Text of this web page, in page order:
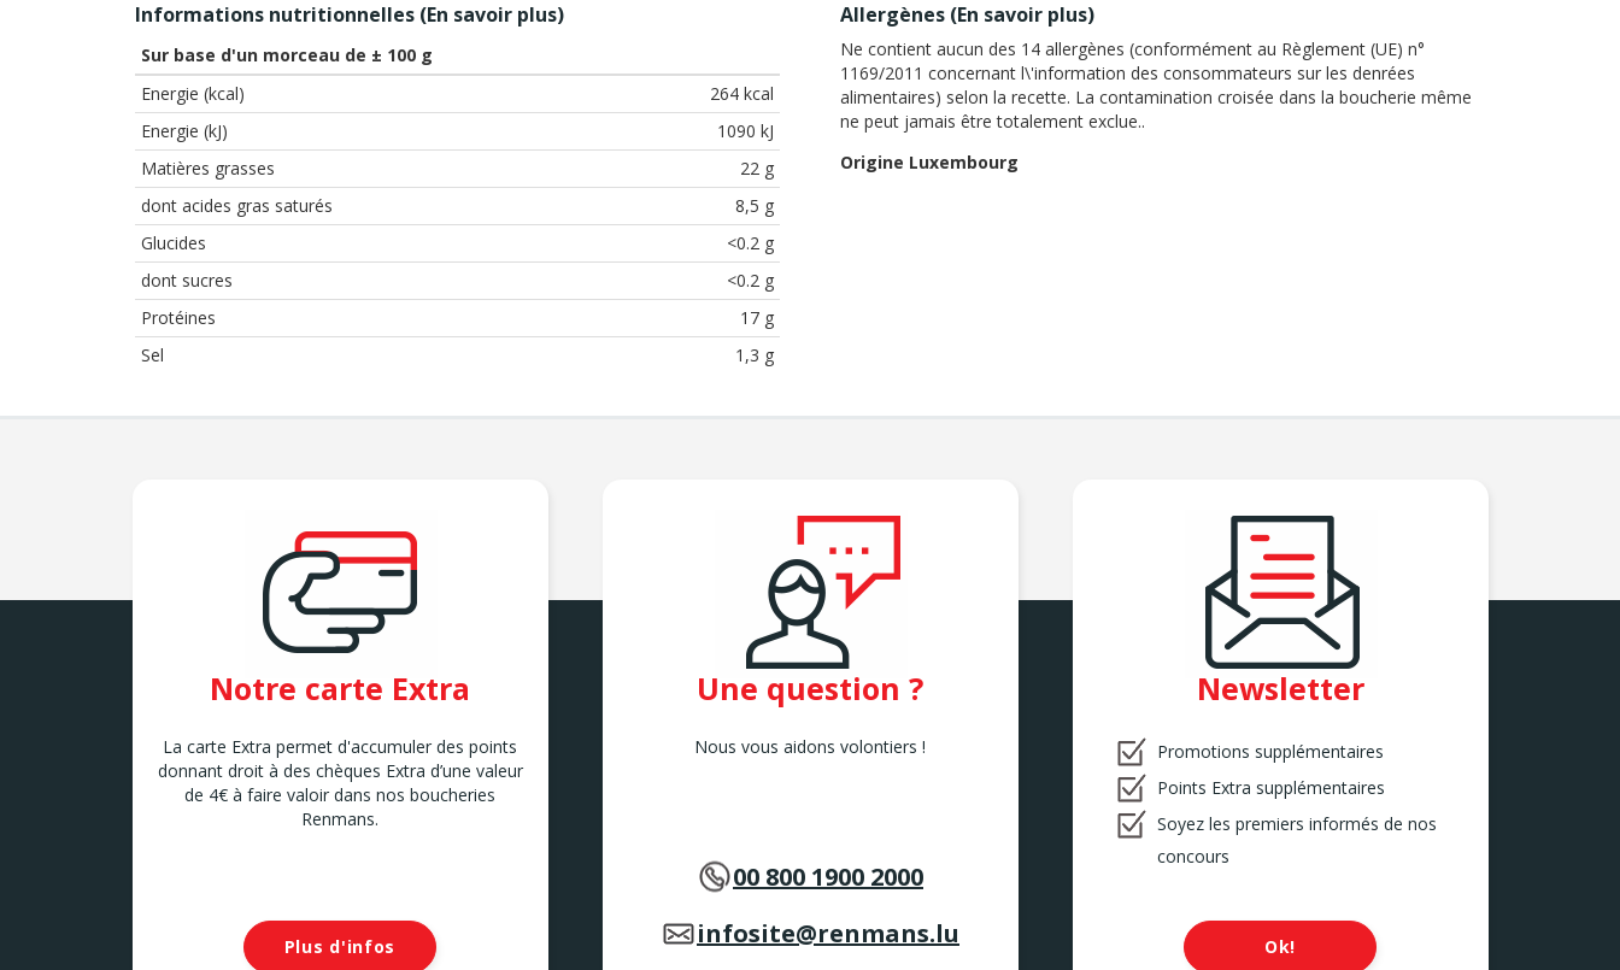
Informations nutritionnelles (En savoir plus)
Sur base d'un morceau de ± 100 g
Energie (kcal)
264 kcal
Energie (kJ)
1090 kJ
Matières grasses
22 g
dont acides gras saturés
8,5 g
Glucides
<0.2 g
dont sucres
<0.2 g
Protéines
17 g
Sel
1,3 g
Allergènes (En savoir plus)
Ne contient aucun des 14 allergènes (conformément au Règlement (UE) n°
1169/2011 concernant l\'information des consommateurs sur les denrées
alimentaires) selon la recette. La contamination croisée dans la boucherie même
ne peut jamais être totalement exclue..
Origine Luxembourg
Notre carte Extra
La carte Extra permet d'accumuler des points
donnant droit à des chèques Extra d’une valeur
de 4€ à faire valoir dans nos boucheries
Renmans.
Plus d'infos
Une question ?
Nous vous aidons volontiers !
00 800 1900 2000
infosite@renmans.lu
Newsletter
Promotions supplémentaires
Points Extra supplémentaires
Soyez les premiers informés de nos
concours
Ok!